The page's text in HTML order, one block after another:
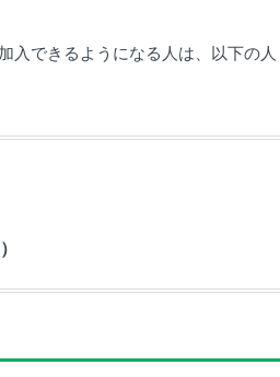
入できるようになる人は、以下の人